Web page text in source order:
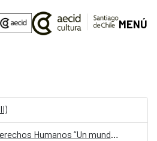
MENÚ
Ciclo de Cine por los Derechos Humanos “Un mundo en movimiento”.